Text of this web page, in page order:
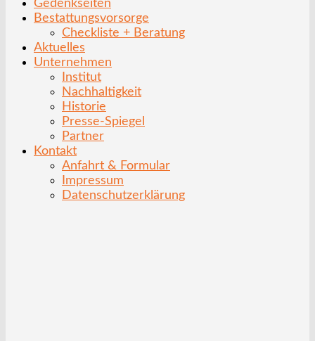
Gedenkseiten
Bestattungsvorsorge
Checkliste + Beratung
Aktuelles
Unternehmen
Institut
Nachhaltigkeit
Historie
Presse-Spiegel
Partner
Kontakt
Anfahrt & Formular
Impressum
Datenschutzerklärung